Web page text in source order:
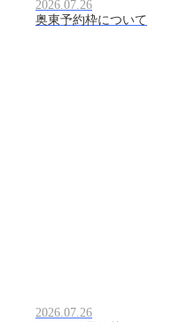
2026.07.26
奥東予約枠について
2026.07.26